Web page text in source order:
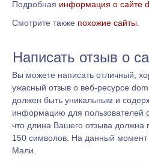
Подробная информация о сайте
Смотрите также похожие сайты.
Написать отзыв о
Вы можете написать отличный,
ужасный отзыв о веб-ресурсе
должен быть уникальным и
информацию для пользователей
что длина Вашего отзыва
150 символов. На данный момент
Мали.